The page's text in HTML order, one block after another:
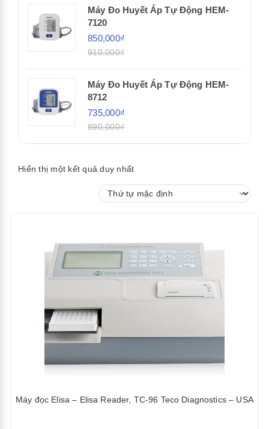
Máy Đo Huyết Áp Tự Động HEM-
7120
850,000₫
910,000₫
Máy Đo Huyết Áp Tự Động HEM-
8712
735,000₫
890,000₫
Hiển thị một kết quả duy nhất
Máy đọc Elisa – Elisa Reader, TC-96 Teco Diagnostics – USA